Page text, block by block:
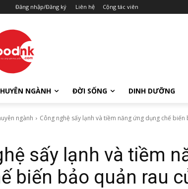
Đăng nhập/Đăng ký Liên hệ Cộng tác viên
NGÀNH ĐỜI SỐNG DINH DƯỠNG
ngành Công nghệ sấy lạnh và tiềm năng ứng dụng chế
sấy lạnh và tiềm
biến bảo quản rau